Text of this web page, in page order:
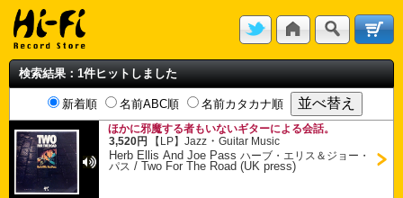
検索結果：1件ヒットしました
新着順 名前ABC順 名前カタカナ順
ほかに邪魔する者もいないギターによる会話。
3,520円
【LP】Jazz ・Guitar Music
Herb Ellis And Joe Passハーブ・エリス＆ジョー・
パス /Two For The Road (UK press)